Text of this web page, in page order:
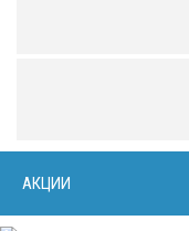
АКЦИИ